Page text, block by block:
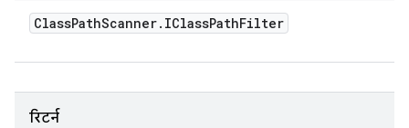
ClassPathScanner. IClassPathFilter
रिटर्न